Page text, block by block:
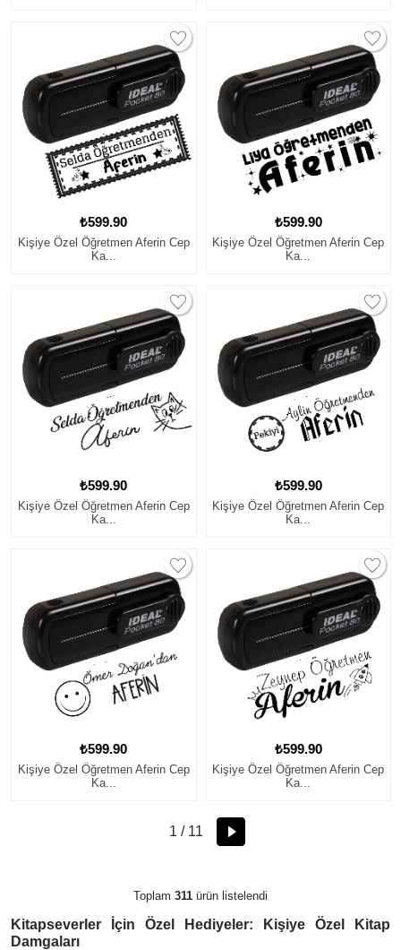
₺599.90
Kişiye Özel Öğretmen Aferin Cep
Ka...
₺599.90
Kişiye Özel Öğretmen Aferin Cep
Ka...
₺599.90
Kişiye Özel Öğretmen Aferin Cep
Ka...
₺599.90
Kişiye Özel Öğretmen Aferin Cep
Ka...
₺599.90
Kişiye Özel Öğretmen Aferin Cep
Ka...
₺599.90
Kişiye Özel Öğretmen Aferin Cep
Ka...
1 / 11
Toplam 311 ürün listelendi
Kitapseverler İçin Özel Hediyeler: Kişiye Özel Kitap
Damgaları